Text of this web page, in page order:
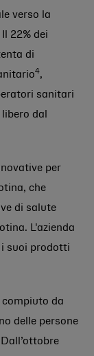
verso la
22% dei
di
4,
sanitari
dal
per
che
di salute
L'azienda
i suoi prodotti
da
delle persone